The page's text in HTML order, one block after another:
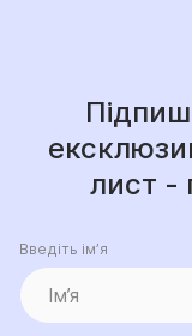
лист -
Введіть ім’я